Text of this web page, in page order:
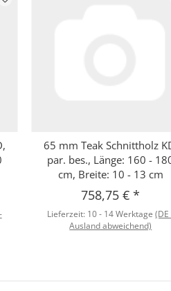
Schnellkauf
65 mm Teak Schnittholz
par. bes., Länge: 160 -
cm, Breite: 10 - 13 cm
758,75 €*
Lieferzeit: 10 - 14 Werktage(DE
Ausland abweichend)